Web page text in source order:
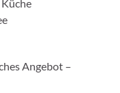
Angebot –